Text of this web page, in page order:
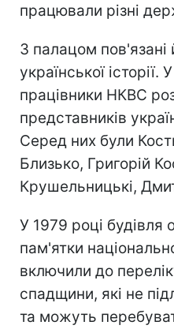
працювали різні
З палацом пов'язані
української історії.
працівники НКВС
представників
Серед них були
Близько, Григорій
Крушельницькі,
У 1979 році будівля
пам'ятки
включили до
спадщини, які не
та можуть